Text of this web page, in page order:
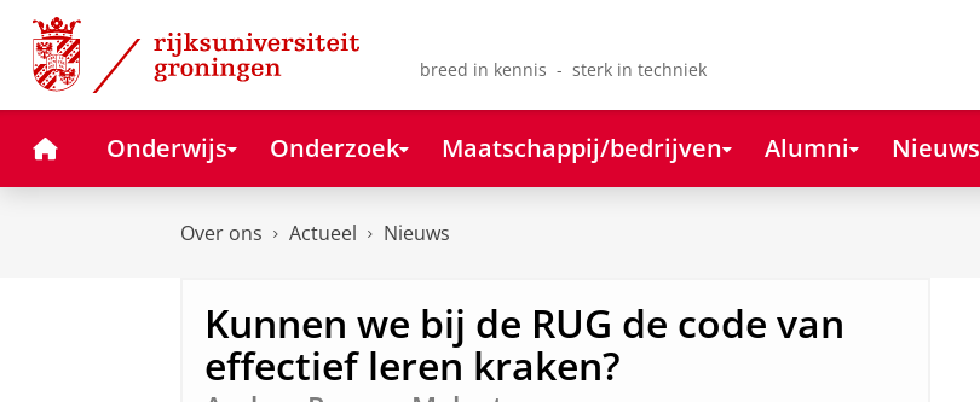
Skip
Content
Skip
Navigation
breed in kennis - sterk in techniek
HomeOnderwijs Onderzoek Maatschappij/bedrijven Alumni Nieuws
Over ons Actueel Nieuws
Kunnen we bij de RUG de code van
effectief leren kraken?